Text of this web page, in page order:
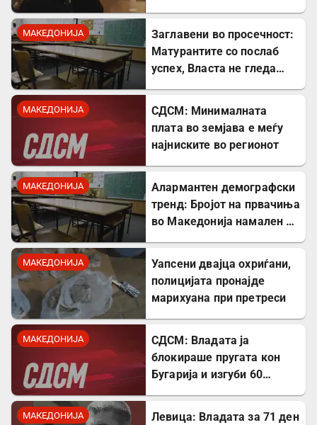
МАКЕДОНИЈА
Заглавени во просечност:
Матурантите со послаб
успех, Власта не гледа
МАКЕДОНИЈА
СДСМ: Минималната
плата во земјава е меѓу
најниските во регионот
МАКЕДОНИЈА
Алармантен демографски
тренд: Бројот на првачиња
во Македонија намален за
МАКЕДОНИЈА
Уапсени двајца охриѓани,
полицијата пронајде
марихуана при претреси
МАКЕДОНИЈА
СДСМ: Владата ја
блокираше пругата кон
Бугарија и изгуби 60
МАКЕДОНИЈА
Левица: Владата за 71 ден